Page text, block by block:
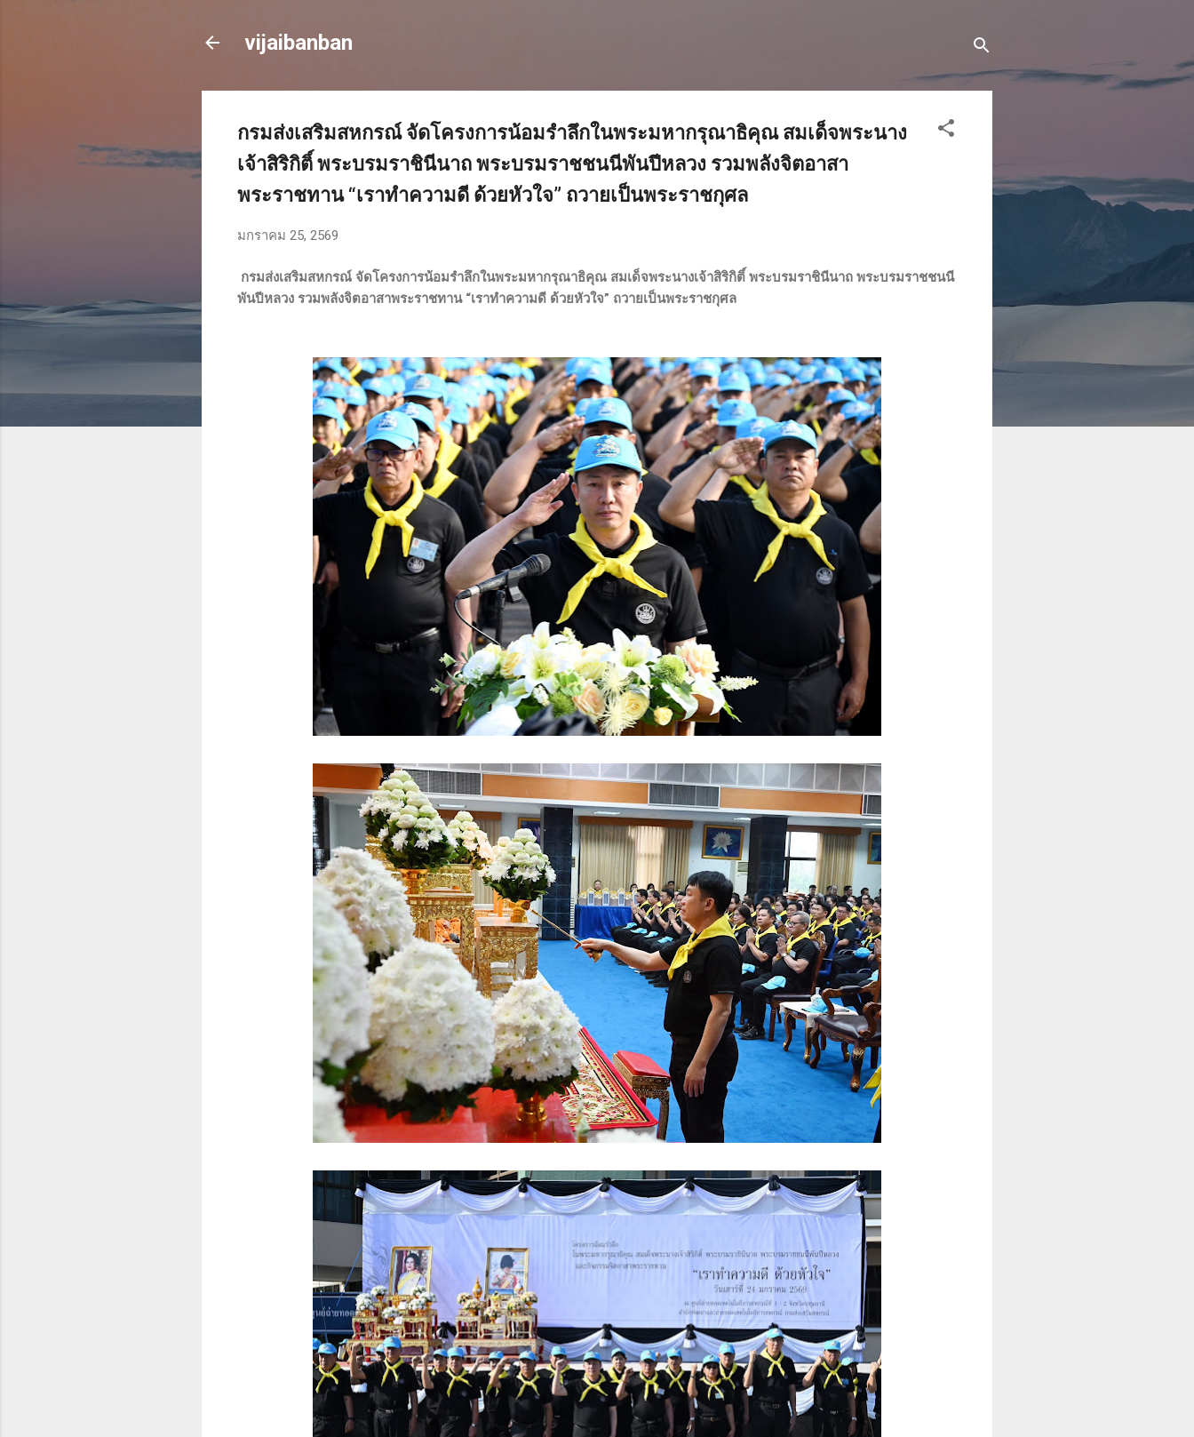
vijaibanban
กรมส่งเสริมสหกรณ์ จัดโครงการน้อมรำลึกในพระมหากรุณาธิคุณ สมเด็จพระนาง
เจ้าสิริกิติ์ พระบรมราชินีนาถ พระบรมราชชนนีพันปีหลวง รวมพลังจิตอาสา
พระราชทาน “เราทำความดี ด้วยหัวใจ” ถวายเป็นพระราชกุศล
มกราคม 25, 2569
กรมส่งเสริมสหกรณ์ จัดโครงการน้อมรำลึกในพระมหากรุณาธิคุณ สมเด็จพระนางเจ้าสิริกิติ์ พระบรมราชินีนาถ พระบรมราชชนนี
พันปีหลวง รวมพลังจิตอาสาพระราชทาน “เราทำความดี ด้วยหัวใจ” ถวายเป็นพระราชกุศล